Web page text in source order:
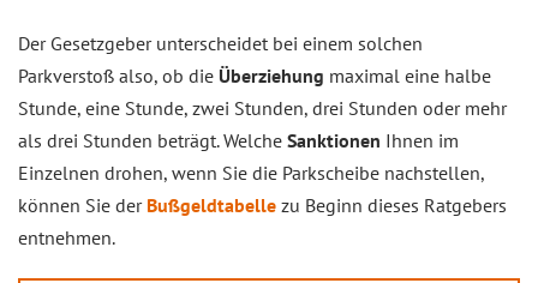
Der Gesetzgeber unterscheidet bei einem solchen
Parkverstoß also, ob die Überziehung maximal eine halbe
Stunde, eine Stunde, zwei Stunden, drei Stunden oder mehr
als drei Stunden beträgt. Welche Sanktionen Ihnen im
Einzelnen drohen, wenn Sie die Parkscheibe nachstellen,
können Sie der Bußgeldtabelle zu Beginn dieses Ratgebers
entnehmen.